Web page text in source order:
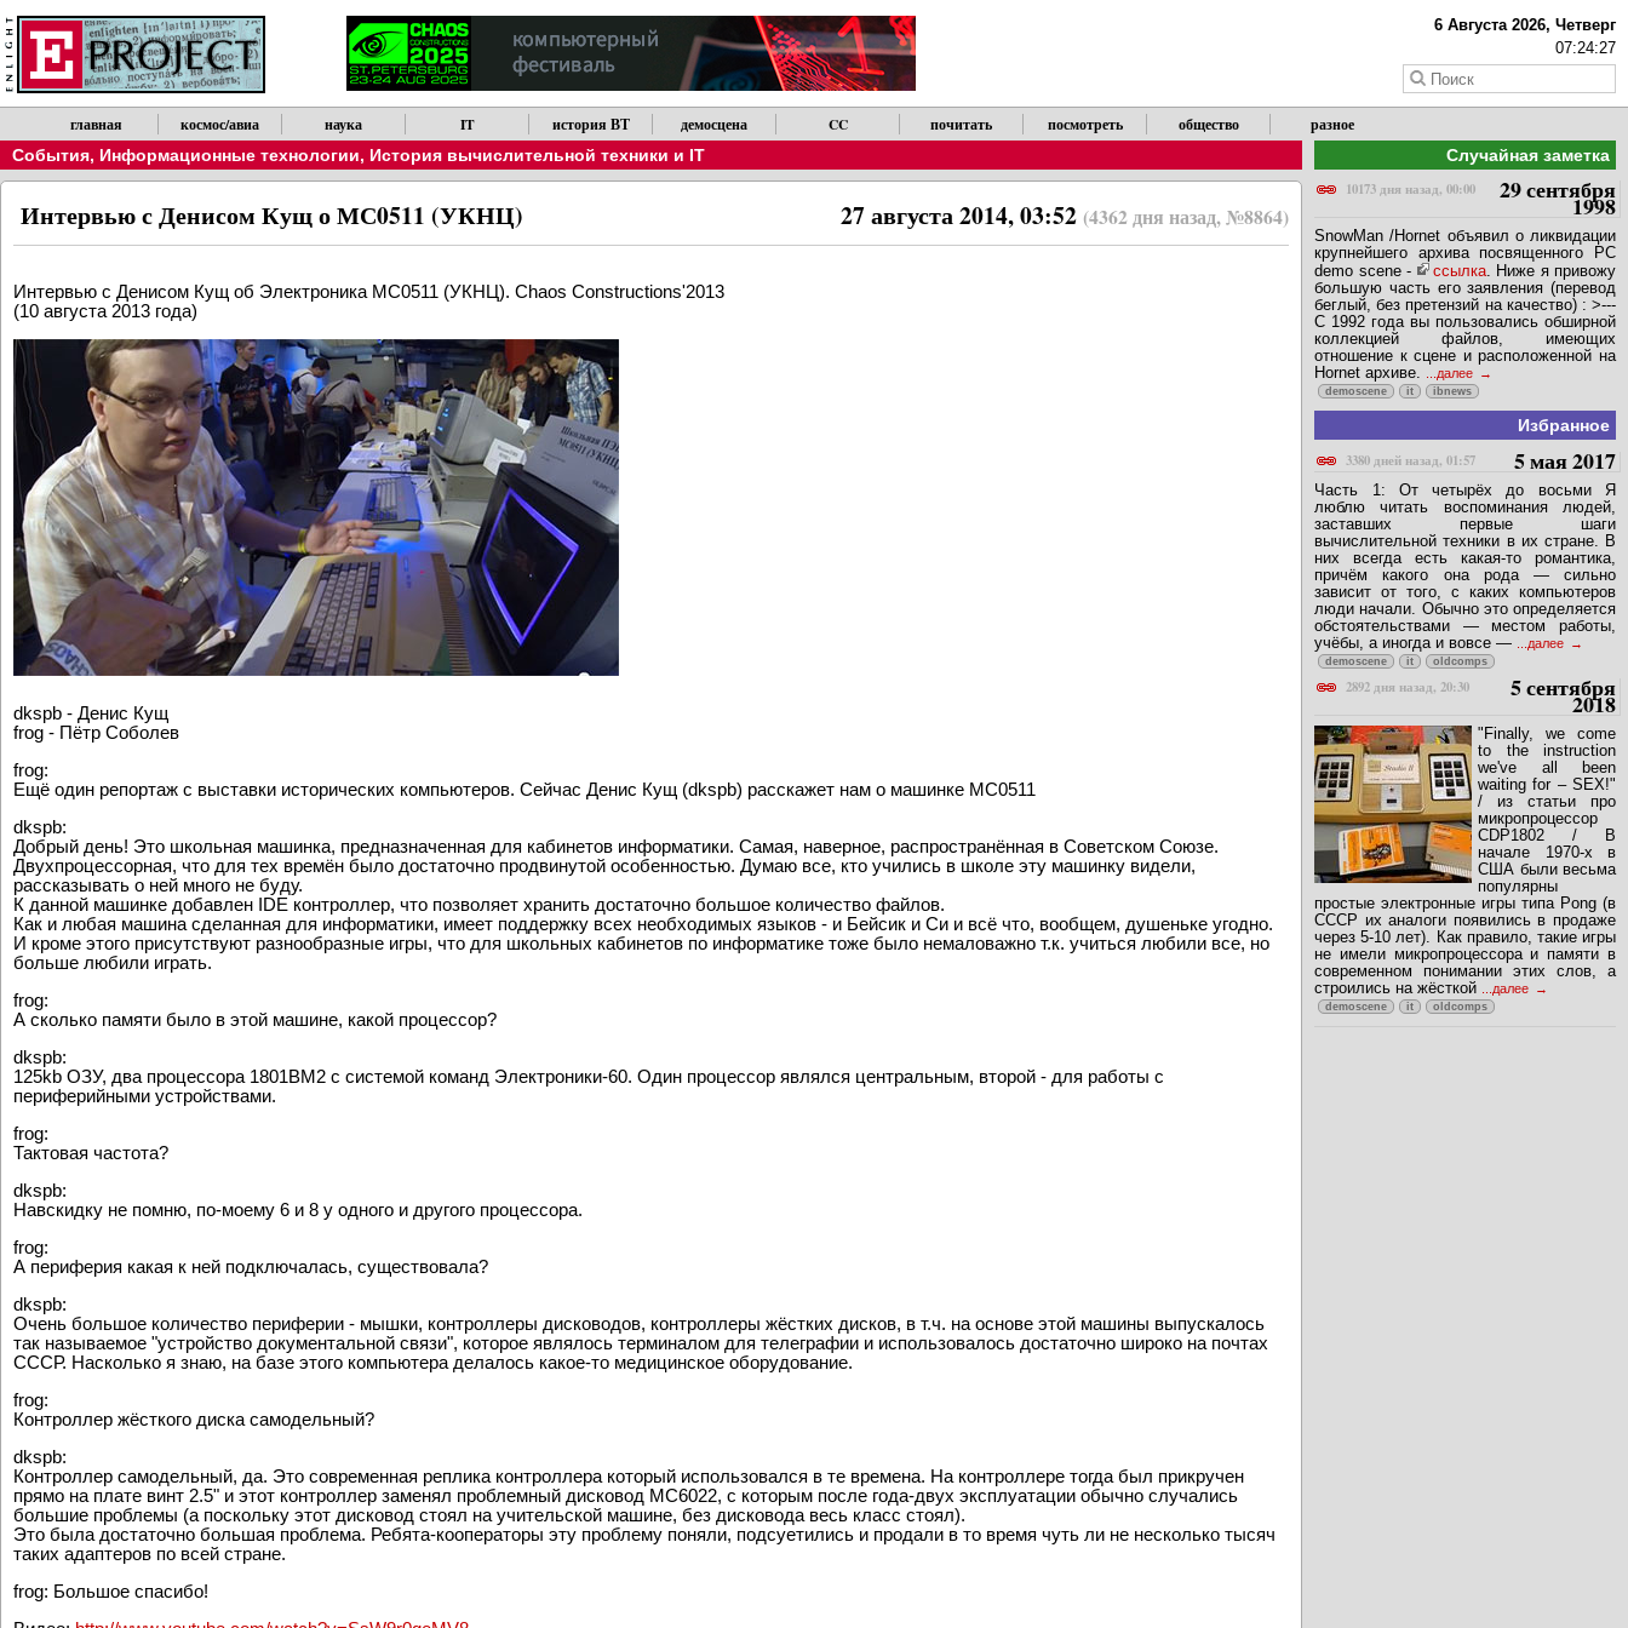
6 Августа 2026, Четверг
07:24:27
главная космос/авиа наука IT история ВТ демосцена CC почитать посмотреть общество разное
События, Информационные технологии, История вычислительной техники и IT
27 августа 2014, 03:52 (4362 дня назад, №8864)
Интервью с Денисом Кущ о МС0511 (УКНЦ)
Интервью с Денисом Кущ об Электроника МС0511 (УКНЦ). Chaos Constructions'2013
(10 августа 2013 года)
dkspb - Денис Кущ
frog - Пётр Соболев
frog:
Ещё один репортаж с выставки исторических компьютеров. Сейчас Денис Кущ (dkspb) расскажет нам о машинке МС0511
dkspb:
Добрый день! Это школьная машинка, предназначенная для кабинетов информатики. Самая, наверное, распространённая в Советском Союзе.
Двухпроцессорная, что для тех времён было достаточно продвинутой особенностью. Думаю все, кто учились в школе эту машинку видели,
рассказывать о ней много не буду.
К данной машинке добавлен IDE контроллер, что позволяет хранить достаточно большое количество файлов.
Как и любая машина сделанная для информатики, имеет поддержку всех необходимых языков - и Бейсик и Си и всё что, вообщем, душеньке угодно.
И кроме этого присутствуют разнообразные игры, что для школьных кабинетов по информатике тоже было немаловажно т.к. учиться любили все, но
больше любили играть.
frog:
А сколько памяти было в этой машине, какой процессор?
dkspb:
125kb ОЗУ, два процессора 1801ВМ2 с системой команд Электроники-60. Один процессор являлся центральным, второй - для работы с
периферийными устройствами.
frog:
Тактовая частота?
dkspb:
Навскидку не помню, по-моему 6 и 8 у одного и другого процессора.
frog:
А периферия какая к ней подключалась, существовала?
dkspb:
Очень большое количество периферии - мышки, контроллеры дисководов, контроллеры жёстких дисков, в т.ч. на основе этой машины выпускалось
так называемое "устройство документальной связи", которое являлось терминалом для телеграфии и использовалось достаточно широко на почтах
СССР. Насколько я знаю, на базе этого компьютера делалось какое-то медицинское оборудование.
frog:
Контроллер жёсткого диска самодельный?
dkspb:
Контроллер самодельный, да. Это современная реплика контроллера который использовался в те времена. На контроллере тогда был прикручен
прямо на плате винт 2.5" и этот контроллер заменял проблемный дисковод МС6022, с которым после года-двух эксплуатации обычно случались
большие проблемы (а поскольку этот дисковод стоял на учительской машине, без дисковода весь класс стоял).
Это была достаточно большая проблема. Ребята-кооператоры эту проблему поняли, подсуетились и продали в то время чуть ли не несколько тысяч
таких адаптеров по всей стране.
frog: Большое спасибо!
Случайная заметка
10173 дня назад, 00:00
29 сентября
1998
SnowMan /Hornet объявил о ликвидации
крупнейшего архива посвященного PC
demo scene -
ссылка. Ниже я привожу
большую часть его заявления (перевод
беглый, без претензий на качество) : >---
С 1992 года вы пользовались обшиpной
коллекцией файлов, имеющих
отношение к сцене и pасположенной на
Hornet аpхиве. ...далее
demoscene it ibnews
Избранное
3380 дней назад, 01:57
5 мая 2017
Часть 1: От четырёх до восьми Я
люблю читать воспоминания людей,
заставших первые шаги
вычислительной техники в их стране. В
них всегда есть какая-то романтика,
причём какого она рода — сильно
зависит от того, с каких компьютеров
люди начали. Обычно это определяется
обстоятельствами — местом работы,
учёбы, а иногда и вовсе —
...далее
demoscene it oldcomps
2892 дня назад, 20:30 5 сентября
2018
"Finally, we come
to the instruction
we've all been
waiting for – SEX!"
/ из статьи про
микропроцессор
CDP1802 / В
начале 1970-х в
США были весьма
популярны
простые электронные игры типа Pong (в
СССР их аналоги появились в продаже
через 5-10 лет). Как правило, такие игры
не имели микропроцессора и памяти в
современном понимании этих слов, а
строились на жёсткой
...далее
demoscene it oldcomps